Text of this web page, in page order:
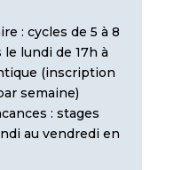
: cycles de 5 à 8
lundi de 17h à
(inscription
semaine)
: stages
au vendredi en